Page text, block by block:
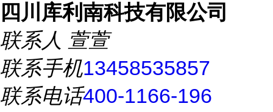
四川库利南科技有限公司
联系人 萱萱
联系手机13458535857
联系电话400-1166-196